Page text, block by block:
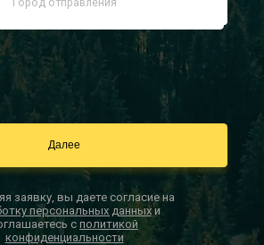
заявку, вы даете согласие на
персональных данныхи
с политикой
конфиденциальности